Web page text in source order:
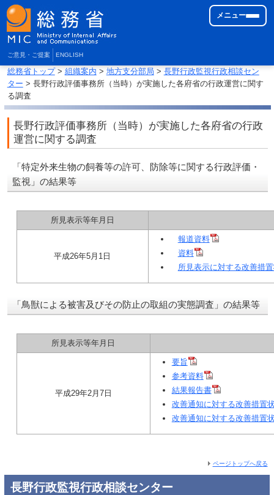
ご意見・ご提案 ENGLISH
メニュー
総務省トップ> 組織案内 > 地方支分部局 > 長野行政監視行政相談セン
ター > 長野行政評価事務所（当時）が実施した各府省の行政運営に関す
る調査
長野行政評価事務所（当時）が実施した各府省の行政
運営に関する調査
「特定外来生物の飼養等の許可、防除等に関する行政評価・
監視」の結果等
所見表示等年月日
平成26年5月1日
報道資料
資料
所見表示に対する改善措
「鳥獣による被害及びその防止の取組の実態調査」の結果等
所見表示等年月日
平成29年2月7日
要旨
参考資料
結果報告書
改善通知に対する改善措置
改善通知に対する改善措置
ページトップへ戻る
長野行政監視行政相談センター